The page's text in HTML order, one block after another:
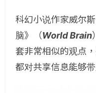
科幻小说作家威尔
脑》（World Brain
套非常相似的观点
都对共享信息能够